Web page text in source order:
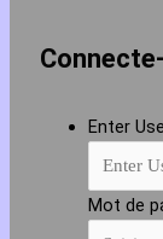
Enter
Mot de